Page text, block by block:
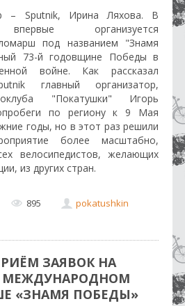
– Sputnik, Ирина Ляхова. В
впервые организуется
под названием "Знамя
73-й годовщине Победы в
войне. Как рассказал
главный организатор,
"Покатушки" Игорь
по региону к 9 Мая
годы, но в этот раз решили
более масштабно,
велосипедистов, желающих
из других стран.
895
pokatushkin
ЗАЯВОК НА
МЕЖДУНАРОДНОМ
«ЗНАМЯ ПОБЕДЫ»